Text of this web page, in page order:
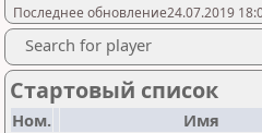
Последнее обновление24.07.2019
Search for player
Стартовый список
Ном. Имя